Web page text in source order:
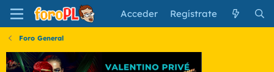
Acceder Regístrate
Foro General